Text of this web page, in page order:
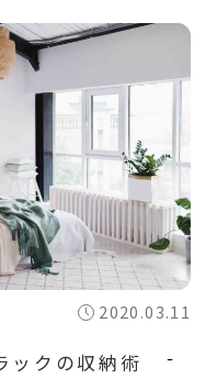
2020.03.11